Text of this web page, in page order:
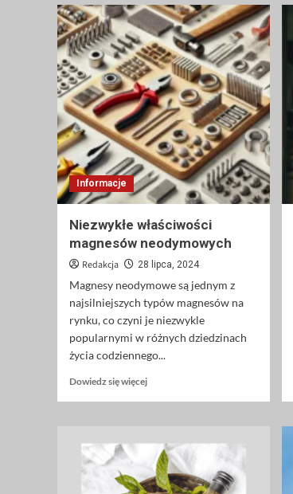
o
Klucze
hydrauliczne
z
napędem
kwadratowym
–
podstawowe
informacje
Informacje
Niezwykłe właściwości
magnesów neodymowych
Redakcja 28 lipca, 2024
Magnesy neodymowe są jednym z
najsilniejszych typów magnesów na
rynku, co czyni je niezwykle
popularnymi w różnych dziedzinach
życia codziennego...
Dowiedz się więcejDowiedz
właściwości
magnesów
neodymowych